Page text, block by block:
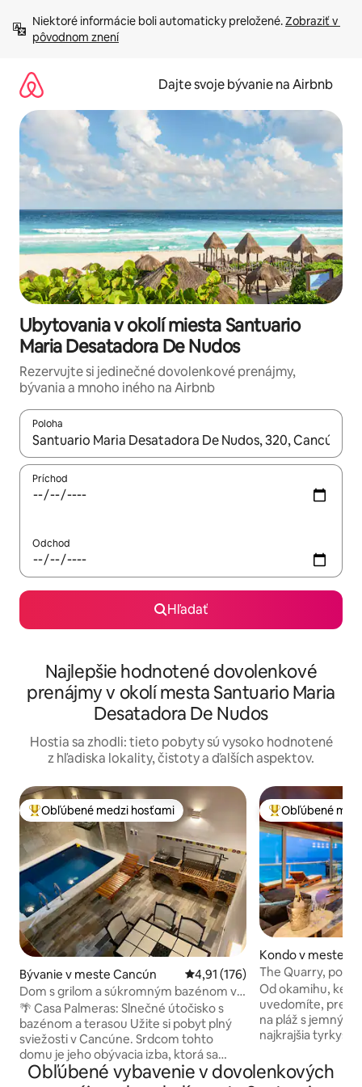
obsah.
Niektoré informácie boli automaticky preložené. Zobraziť v
pôvodnom znení
Dajte svoje bývanie na Airbnb
Ubytovania v okolí miesta Santuario
Maria Desatadora De Nudos
Rezervujte si jedinečné dovolenkové prenájmy,
bývania a mnoho iného na Airbnb
Poloha
Keď budú výsledky k dispozícii, môžete si ich prechádzať
Príchod
Odchod
Hľadať
Najlepšie hodnotené dovolenkové
prenájmy v okolí mesta Santuario Maria
Desatadora De Nudos
Hostia sa zhodli: tieto pobyty sú vysoko hodnotené
z hľadiska lokality, čistoty a ďalších aspektov.
Najobľúbenejšie medzi hosťami
Obľúbené medzi hosťami
Bývanie v meste Cancún Priemerné ohodnotenie 4,91 z
4,91 (176)
Dom s grilom a súkromným bazénom v
Santuariu
🌴 Casa Palmeras: Slnečné útočisko s
bazénom a terasou Užite si pobyt plný
sviežosti v Cancúne. Srdcom tohto
domu je jeho obývacia izba, ktorá sa
otvára na terasu s bazénom – priestor
Najobľúbenejšie
Obľúbené
Kondo v meste
The Quarry,
pláži 150 m od
Od okamihu, keď
uvedomíte, prečo
na pláž s jemným
najkrajšia
panoramatických
apartmán ponúka. Žiadny detail
Obľúbené vybavenie v dovolenkových